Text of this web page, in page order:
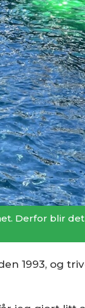
Derfor blir
1993, og